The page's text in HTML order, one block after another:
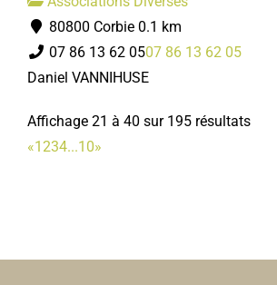
80800 Corbie 0.1 km
07 86 13 62 0507 86 13 62 05
Daniel VANNIHUSE
Affichage 21 à 40 sur 195 résultats
«1234...10»